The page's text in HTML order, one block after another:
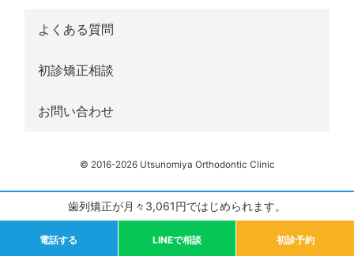
よくある質問
初診矯正相談
お問い合わせ
© 2016-2026 Utsunomiya Orthodontic Clinic
歯列矯正が月々3,061円ではじめられます。
電話する LINEで相談 初診予約